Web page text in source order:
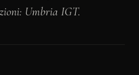
Umbria IGT.